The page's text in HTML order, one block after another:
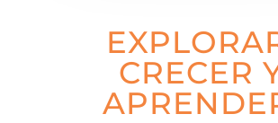
CRECER